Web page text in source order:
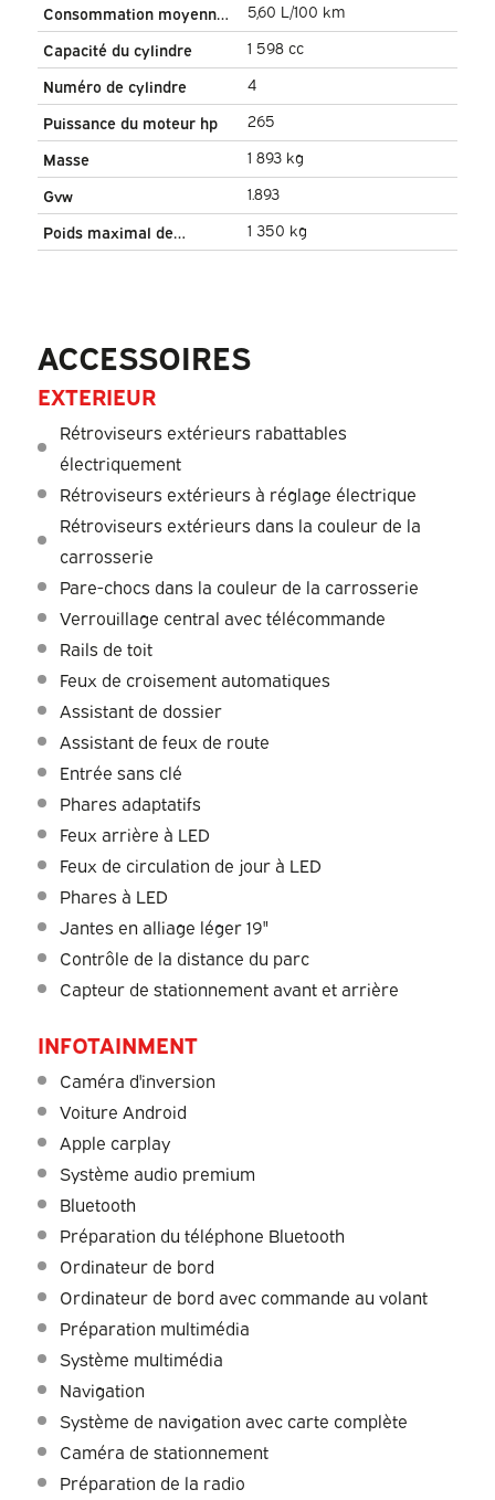
Consommation moyenne
de carburant
5,60 L/100 km
Capacité du cylindre
1 598 cc
Numéro de cylindre
4
Puissance du moteur hp
265
Masse
1 893 kg
Gvw
1.893
Poids maximal de
1 350 kg
ACCESSOIRES
EXTERIEUR
Rétroviseurs extérieurs rabattables
électriquement
Rétroviseurs extérieurs à réglage électrique
Rétroviseurs extérieurs dans la couleur de la
carrosserie
Pare-chocs dans la couleur de la carrosserie
Verrouillage central avec télécommande
Rails de toit
Feux de croisement automatiques
Assistant de dossier
Assistant de feux de route
Entrée sans clé
Phares adaptatifs
Feux arrière à LED
Feux de circulation de jour à LED
Phares à LED
Jantes en alliage léger 19"
Contrôle de la distance du parc
Capteur de stationnement avant et arrière
INFOTAINMENT
Caméra d'inversion
Voiture Android
Apple carplay
Système audio premium
Bluetooth
Préparation du téléphone Bluetooth
Ordinateur de bord
Ordinateur de bord avec commande au volant
Préparation multimédia
Système multimédia
Navigation
Système de navigation avec carte complète
Caméra de stationnement
Préparation de la radio